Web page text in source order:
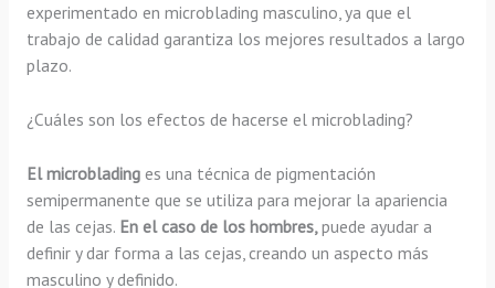
experimentado en microblading masculino, ya que el
trabajo de calidad garantiza los mejores resultados a largo
plazo.
¿Cuáles son los efectos de hacerse el microblading?
El microbladinges una técnica de pigmentación
semipermanente que se utiliza para mejorar la apariencia
de las cejas. En el caso de los hombres,puede ayudar a
definir y dar forma a las cejas, creando un aspecto más
masculino y definido.